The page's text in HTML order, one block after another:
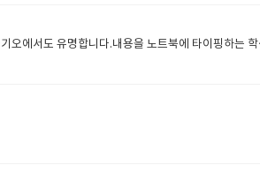
에서도 유명합니다.내용을 노트북에 타이핑하는